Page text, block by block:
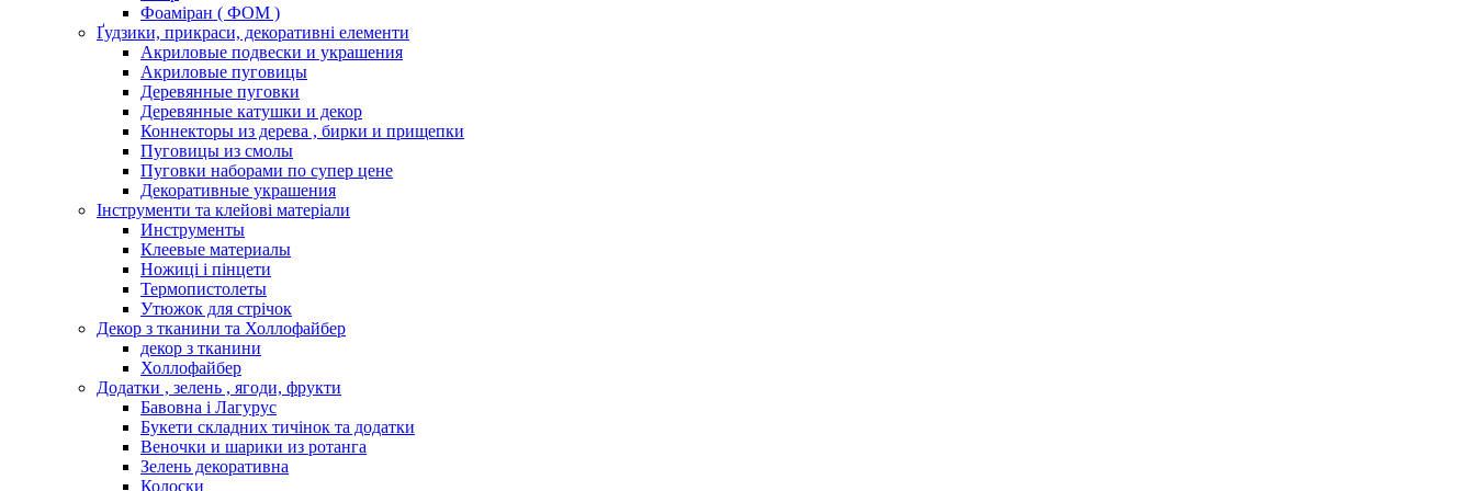
Фоаміран ( ФОМ )
Ґудзики, прикраси, декоративні елементи
Акриловые подвески и украшения
Акриловые пуговицы
Деревянные пуговки
Деревянные катушки и декор
Коннекторы из дерева , бирки и прищепки
Пуговицы из смолы
Пуговки наборами по супер цене
Декоративные украшения
Інструменти та клейові матеріали
Инструменты
Клеевые материалы
Ножиці і пінцети
Термопистолеты
Утюжок для стрічок
Декор з тканини та Холлофайбер
декор з тканини
Холлофайбер
Додатки , зелень , ягоди, фрукти
Бавовна і Лагурус
Букети складних тичінок та додатки
Веночки и шарики из ротанга
Зелень декоративна
Колоски